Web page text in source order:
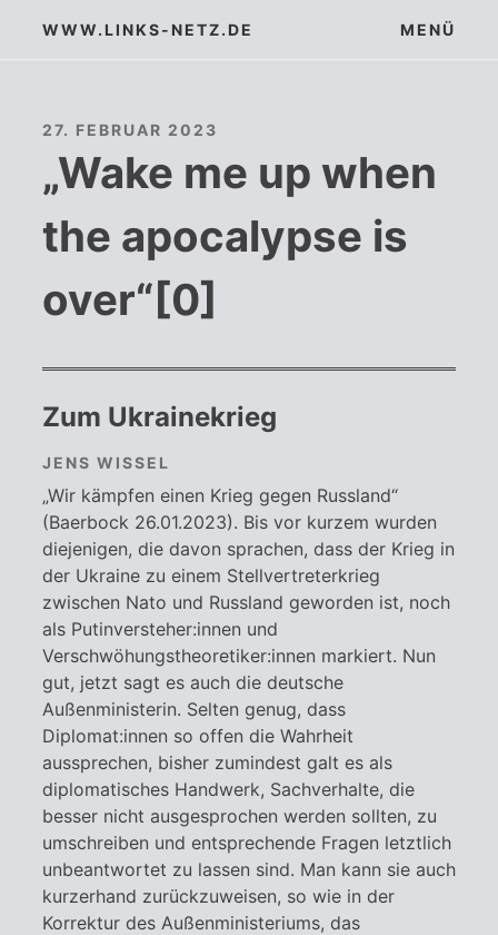
WWW.LINKS-NETZ.DE MENÜ
„Wake me up when
the apocalypse is
over“[0]
27. FEBRUAR 2023
Zum Ukrainekrieg
JENS WISSEL
„Wir kämpfen einen Krieg gegen Russland“
(Baerbock 26.01.2023). Bis vor kurzem wurden
diejenigen, die davon sprachen, dass der Krieg in
der Ukraine zu einem Stellvertreterkrieg
zwischen Nato und Russland geworden ist, noch
als Putinversteher:innen und
Verschwöhungstheoretiker:innen markiert. Nun
gut, jetzt sagt es auch die deutsche
Außenministerin. Selten genug, dass
Diplomat:innen so offen die Wahrheit
aussprechen, bisher zumindest galt es als
diplomatisches Handwerk, Sachverhalte, die
besser nicht ausgesprochen werden sollten, zu
umschreiben und entsprechende Fragen letztlich
unbeantwortet zu lassen sind. Man kann sie auch
kurzerhand zurückzuweisen, so wie in der
Korrektur des Außenministeriums, das